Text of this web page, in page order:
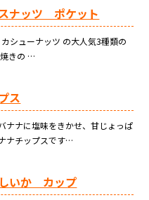
ナッツ ポケット
シューナッツ の大人気3種類の
きの …
ス
ナナに塩味をきかせ、甘じょっぱ
ナチップスです…
いか カップ